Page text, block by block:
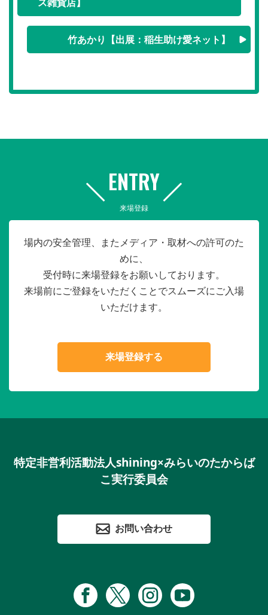
竹あかり【出展：稲生助け愛ネット】
ENTRY
来場登録
場内の安全管理、またメディア・取材への許可のた
めに、
受付時に来場登録をお願いしております。
来場前にご登録をいただくことでスムーズにご入場
いただけます。
来場登録する
特定非営利活動法人shining×みらいのたからば
こ実行委員会
お問い合わせ